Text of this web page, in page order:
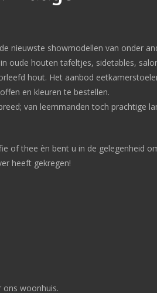
nieuwste showmodellen van onder
oude houten tafeltjes, sidetables,
hout. Het aanbod
en kleuren te bestellen.
van leemmanden toch prachtige
of thee èn bent u in de gelegenheid
heeft gekregen!
ons woonhuis.